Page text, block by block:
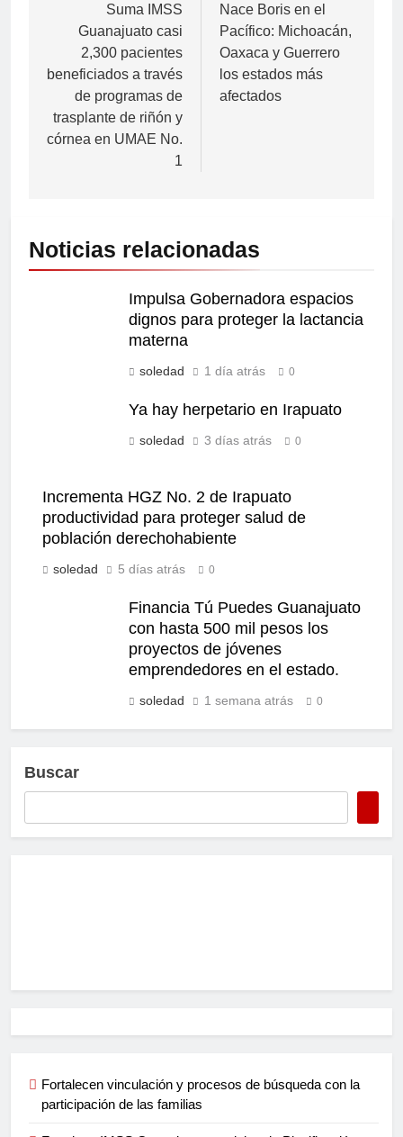
Suma IMSS
Guanajuato casi
2,300 pacientes
beneficiados a través
de programas de
trasplante de riñón y
córnea en UMAE No.
1
Nace Boris en el
Pacífico: Michoacán,
Oaxaca y Guerrero
los estados más
afectados
Noticias relacionadas
Impulsa Gobernadora espacios
dignos para proteger la lactancia
materna
soledad 1 día atrás 0
Ya hay herpetario en Irapuato
soledad 3 días atrás 0
Incrementa HGZ No. 2 de Irapuato
productividad para proteger salud de
población derechohabiente
soledad 5 días atrás 0
Financia Tú Puedes Guanajuato
con hasta 500 mil pesos los
proyectos de jóvenes
emprendedores en el estado.
soledad 1 semana atrás 0
Buscar
Fortalecen vinculación y procesos de búsqueda con la
participación de las familias